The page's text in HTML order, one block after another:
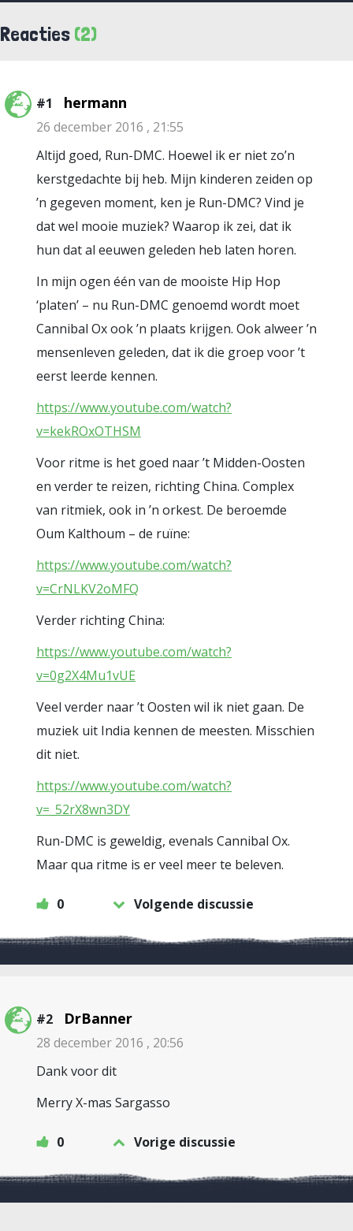
Reacties (2)
#1 hermann
26 december 2016 , 21:55
Altijd goed, Run-DMC. Hoewel ik er niet zo’n
kerstgedachte bij heb. Mijn kinderen zeiden op
’n gegeven moment, ken je Run-DMC? Vind je
dat wel mooie muziek? Waarop ik zei, dat ik
hun dat al eeuwen geleden heb laten horen.
In mijn ogen één van de mooiste Hip Hop
‘platen’ – nu Run-DMC genoemd wordt moet
Cannibal Ox ook ’n plaats krijgen. Ook alweer ’n
mensenleven geleden, dat ik die groep voor ’t
eerst leerde kennen.
https://www.youtube.com/watch?
v=kekROxOTHSM
Voor ritme is het goed naar ’t Midden-Oosten
en verder te reizen, richting China. Complex
van ritmiek, ook in ’n orkest. De beroemde
Oum Kalthoum – de ruïne:
https://www.youtube.com/watch?
v=CrNLKV2oMFQ
Verder richting China:
https://www.youtube.com/watch?
v=0g2X4Mu1vUE
Veel verder naar ’t Oosten wil ik niet gaan. De
muziek uit India kennen de meesten. Misschien
dit niet.
https://www.youtube.com/watch?
v=_52rX8wn3DY
Run-DMC is geweldig, evenals Cannibal Ox.
Maar qua ritme is er veel meer te beleven.
0 Volgende discussie
#2 DrBanner
28 december 2016 , 20:56
Dank voor dit
Merry X-mas Sargasso
0 Vorige discussie